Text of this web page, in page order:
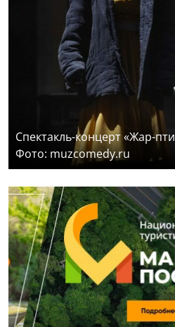
Спектакль-концерт «Жар-
Фото: muzcomedy.ru